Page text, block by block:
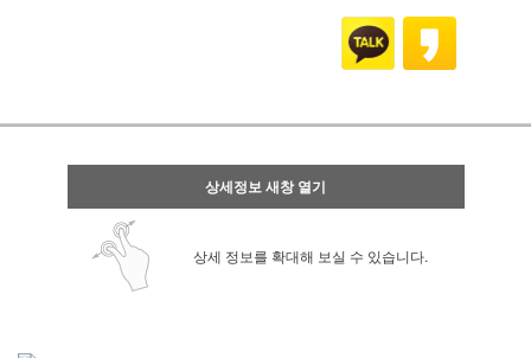
상세정보 새창 열기
상세 정보를 확대해 보실 수 있습니다.